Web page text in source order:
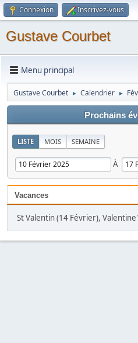
Connexion Inscrivez-vous
Gustave Courbet
Menu principal
Gustave Courbet ► Calendrier ►
Prochains
LISTE MOIS SEMAINE
À
Vacances
St Valentin (14 Février),